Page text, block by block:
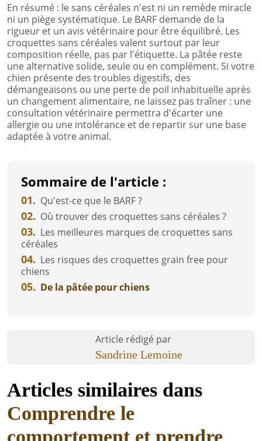
En résumé : le sans céréales n'est ni un remède miracle
ni un piège systématique. Le BARF demande de la
rigueur et un avis vétérinaire pour être équilibré. Les
croquettes sans céréales valent surtout par leur
composition réelle, pas par l'étiquette. La pâtée reste
une alternative solide, seule ou en complément. Si votre
chien présente des troubles digestifs, des
démangeaisons ou une perte de poil inhabituelle après
un changement alimentaire, ne laissez pas traîner : une
consultation vétérinaire permettra d'écarter une
allergie ou une intolérance et de repartir sur une base
adaptée à votre animal.
Sommaire de l'article :
01. Qu'est-ce que le BARF ?
02. Où trouver des croquettes sans céréales ?
03. Les meilleures marques de croquettes sans
céréales
04. Les risques des croquettes grain free pour
chiens
05. De la pâtée pour chiens
Article rédigé par
Sandrine Lemoine
Articles similaires dans
Comprendre le
comportement et prendre